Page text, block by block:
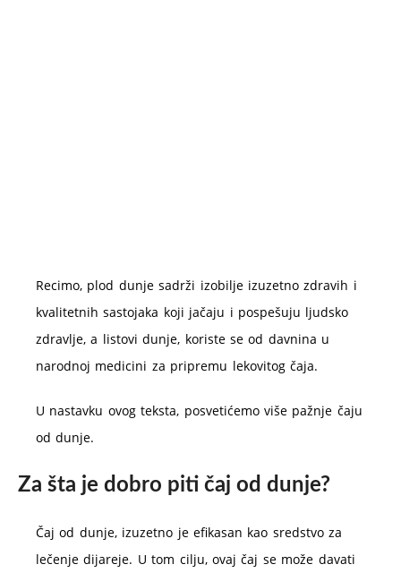
Recimo, plod dunje sadrži izobilje izuzetno zdravih i
kvalitetnih sastojaka koji jačaju i pospešuju ljudsko
zdravlje, a listovi dunje, koriste se od davnina u
narodnoj medicini za pripremu lekovitog čaja.
U nastavku ovog teksta, posvetićemo više pažnje čaju
od dunje.
Za šta je dobro piti čaj od dunje?
Čaj od dunje, izuzetno je efikasan kao sredstvo za
lečenje dijareje. U tom cilju, ovaj čaj se može davati